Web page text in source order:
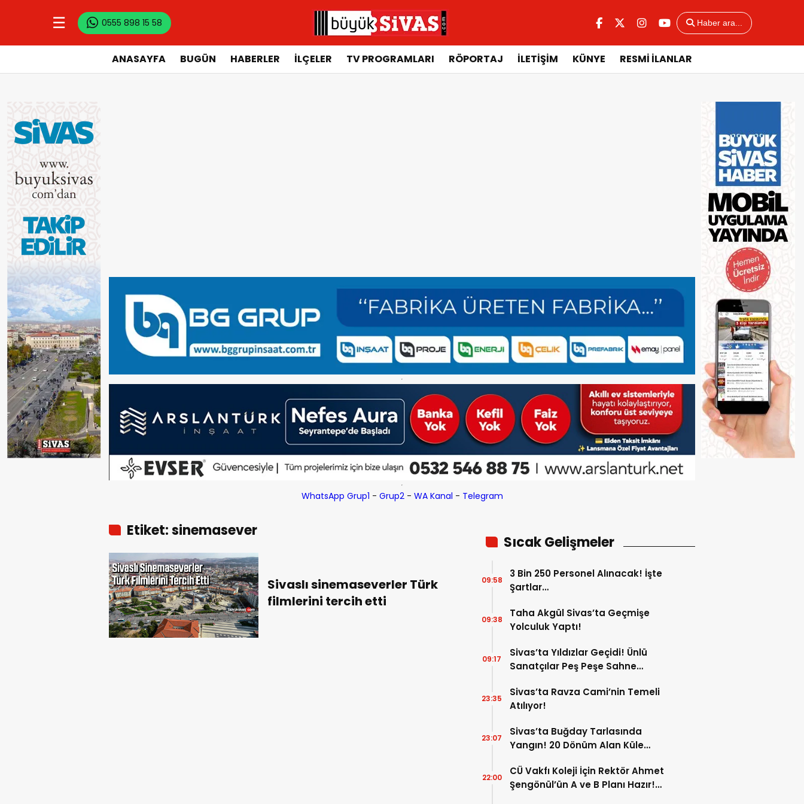
☰ 0555 898 15 58 Haber ara...
ANASAYFA BUGÜN HABERLER İLÇELER TV PROGRAMLARI RÖPORTAJ İLETİŞİM KÜNYE RESMİ İLANLAR
WhatsApp Grup1 - Grup2- WA Kanal - Telegram
Etiket: sinemasever
Sivaslı sinemaseverler Türk
filmlerini tercih etti
Sıcak Gelişmeler
3 Bin 250 Personel Alınacak! İşte
Şartlar…
09:58
Taha Akgül Sivas’ta Geçmişe
Yolculuk Yaptı!
09:38
Sivas’ta Yıldızlar Geçidi! Ünlü
Sanatçılar Peş Peşe Sahne
09:17
Sivas’ta Ravza Cami’nin Temeli
Atılıyor!
23:35
Sivas’ta Buğday Tarlasında
Yangın! 20 Dönüm Alan Küle
23:07
CÜ Vakfı Koleji İçin Rektör Ahmet
Şengönül’ün A ve B Planı Hazır!
22:00